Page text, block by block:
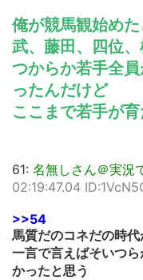
俺が競馬観始め
武、藤田、四位
つからか若手全
ったんだけど
ここまで若手が
61: 名無しさん＠実況
02:19:47.04
>>54
馬質だのコネだの時
一言で言えばそいつ
かったと思う